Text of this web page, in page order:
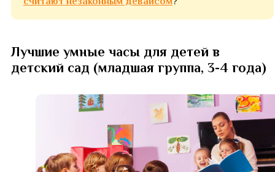
Лучшие умные часы для детей в
детский сад (младшая группа, 3-4 года)